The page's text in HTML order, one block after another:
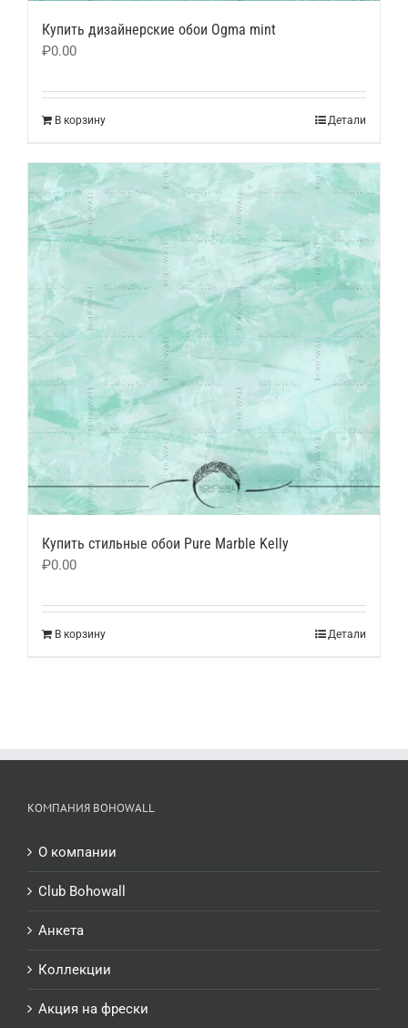
Купить дизайнерские обои Ogma mint
₽0.00
В корзину Детали
Купить стильные обои Pure Marble Kelly
₽0.00
В корзину Детали
КОМПАНИЯ BOHOWALL
О компании
Club Bohowall
Анкета
Коллекции
Акция на фрески